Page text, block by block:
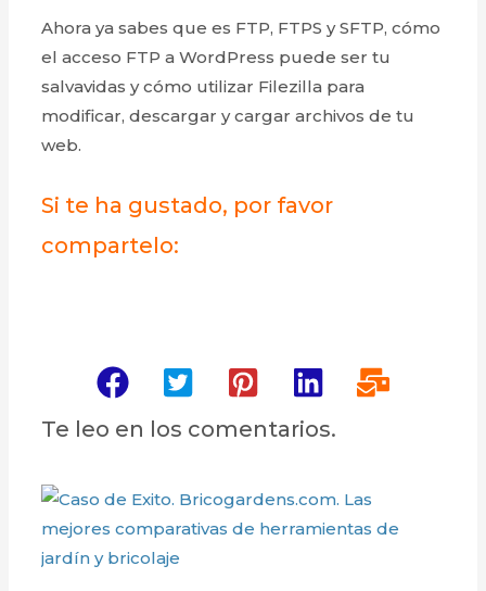
Ahora ya sabes que es FTP, FTPS y SFTP, cómo
el acceso FTP a WordPress puede ser tu
salvavidas y cómo utilizar Filezilla para
modificar, descargar y cargar archivos de tu
web.
Si te ha gustado, por favor
compartelo:
Te leo en los comentarios.